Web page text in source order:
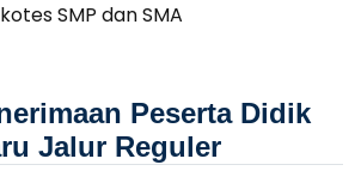
SMP dan SMA
Peserta Didik
Jalur Reguler